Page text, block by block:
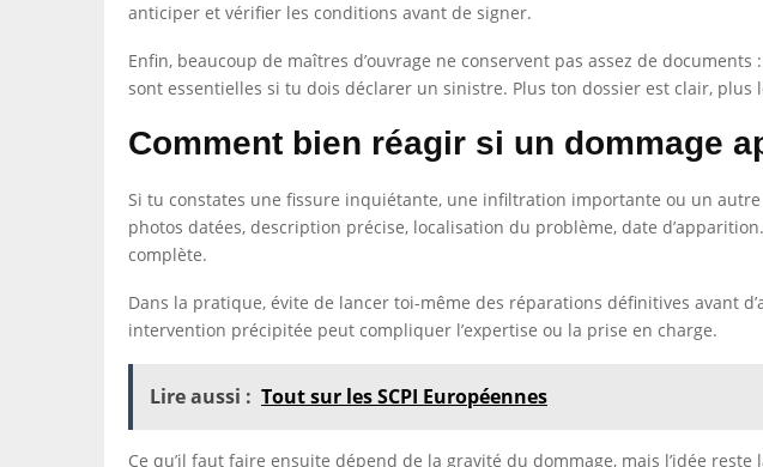
anticiper et vérifier les conditions avant de signer.
Enfin, beaucoup de maîtres d’ouvrage ne conservent pas assez de
sont essentielles si tu dois déclarer un sinistre. Plus ton dossier est clair, plus
Comment bien réagir si un dommage
Si tu constates une fissure inquiétante, une infiltration importante ou un
photos datées, description précise, localisation du problème, date
complète.
Dans la pratique, évite de lancer toi-même des réparations définitives avant
intervention précipitée peut compliquer l’expertise ou la prise en charge.
Lire aussi : Tout sur les SCPI Européennes
Ce qu’il faut faire ensuite dépend de la gravité du dommage, mais l’idée